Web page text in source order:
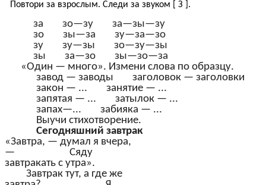
Повтори за взрослым. Следи за звуком [ З ].
за зо—зу за—зы—зу
зо зы—за зу—за—зо
зу зу—зы зо—зу—зы
зы за—зо зы—зо—за
«Один — много». Измени слова по образцу.
завод — заводы заголовок — заголовки
закон — ... занятие — ...
запятая — ... затылок — ...
запах—... забияка — ...
Выучи стихотворение.
Сегодняшний завтрак
«Завтра, — думал я вчера,
— Сяду
завтракать с утра».
Завтрак тут, а где же